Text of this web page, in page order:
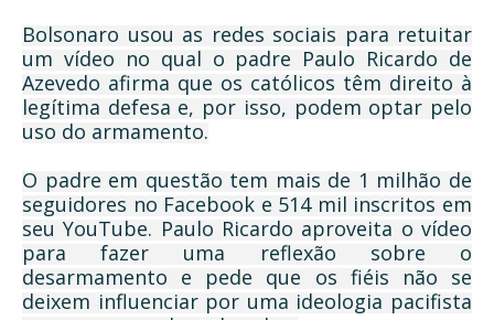
Bolsonaro usou as redes sociais para retuitar
um vídeo no qual o padre Paulo Ricardo de
Azevedo afirma que os católicos têm direito à
legítima defesa e, por isso, podem optar pelo
uso do armamento.
O padre em questão tem mais de 1 milhão de
seguidores no Facebook e 514 mil inscritos em
seu YouTube. Paulo Ricardo aproveita o vídeo
para fazer uma reflexão sobre o
desarmamento e pede que os fiéis não se
deixem influenciar por uma ideologia pacifista